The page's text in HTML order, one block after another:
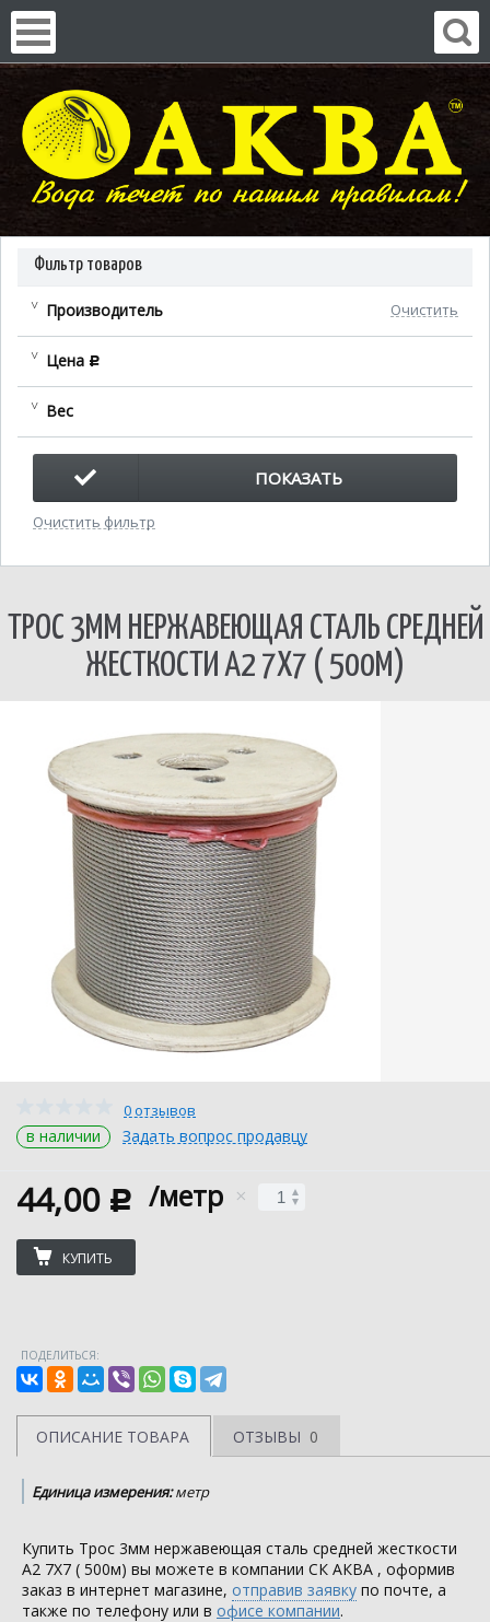
Фильтр товаров
Производитель Очистить
Цена c
Вес
ПОКАЗАТЬ
Очистить фильтр
ТРОС 3ММ НЕРЖАВЕЮЩАЯ СТАЛЬ СРЕДНЕЙ
ЖЕСТКОСТИ А2 7Х7 ( 500М)
0 отзывов
в наличии Задать вопрос продавцу
44,00 c /метр
КУПИТЬ
ПОДЕЛИТЬСЯ:
ОПИСАНИЕ ТОВАРА ОТЗЫВЫ 0
Единица измерения:метр
Купить Трос 3мм нержавеющая сталь средней жесткости
А2 7Х7 ( 500м) вы можете в компании СК АКВА , оформив
заказ в интернет магазине, отправив заявку по почте, а
также по телефону или в офисе компании.